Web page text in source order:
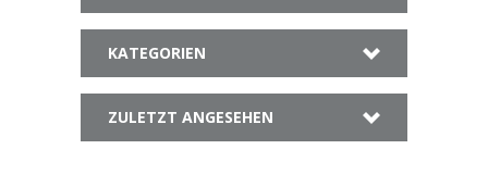
KATEGORIEN
ZULETZT ANGESEHEN